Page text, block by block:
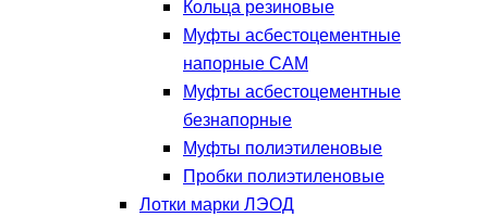
Кольца резиновые
Муфты асбестоцементные
напорные САМ
Муфты асбестоцементные
безнапорные
Муфты полиэтиленовые
Пробки полиэтиленовые
Лотки марки ЛЭОД